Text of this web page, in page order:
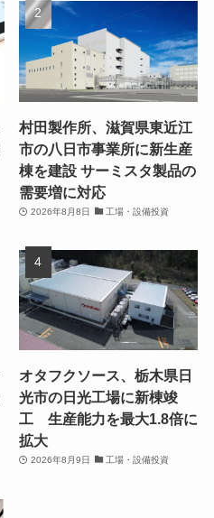
村田製作所、滋賀県東近江
市の八日市事業所に新生産
棟を建設 サーミスタ製品の
需要増に対応
2026年8月8日 工場・設備投資
オタフクソース、栃木県日
光市の日光工場に新棟竣
工 生産能力を最大1.8倍に
拡大
2026年8月9日 工場・設備投資